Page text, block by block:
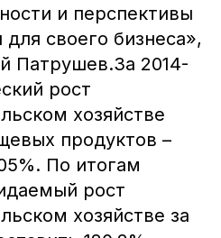
и перспективы
для своего бизнеса»,
Патрушев.За 2014-
рост
хозяйстве
продуктов –
По итогам
рост
хозяйстве за